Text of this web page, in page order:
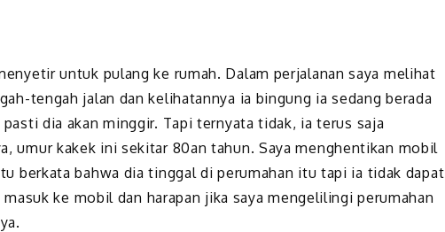
untuk pulang ke rumah. Dalam perjalanan saya melihat
tengah jalan dan kelihatannya ia bingung ia sedang berada
dia akan minggir. Tapi ternyata tidak, ia terus saja
umur kakek ini sekitar 80an tahun. Saya menghentikan mobil
berkata bahwa dia tinggal di perumahan itu tapi ia tidak dapat
ke mobil dan harapan jika saya mengelilingi perumahan